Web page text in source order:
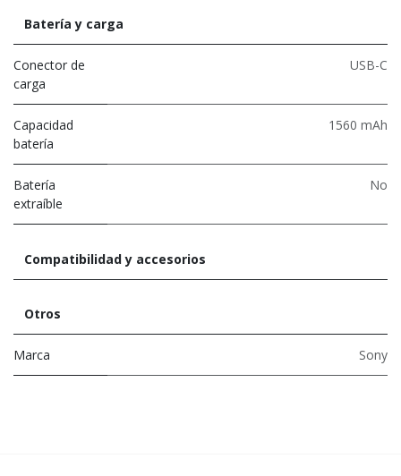
Batería y carga
Conector de
carga
USB-C
Capacidad
batería
1560 mAh
Batería
extraíble
No
Compatibilidad y accesorios
Otros
Marca Sony